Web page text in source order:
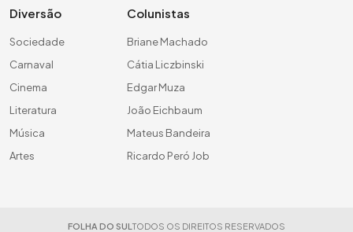
Diversão
Sociedade
Carnaval
Cinema
Literatura
Música
Artes
Colunistas
Briane Machado
Cátia Liczbinski
Edgar Muza
João Eichbaum
Mateus Bandeira
Ricardo Peró Job
FOLHA DO SUL TODOS OS DIREITOS RESERVADOS